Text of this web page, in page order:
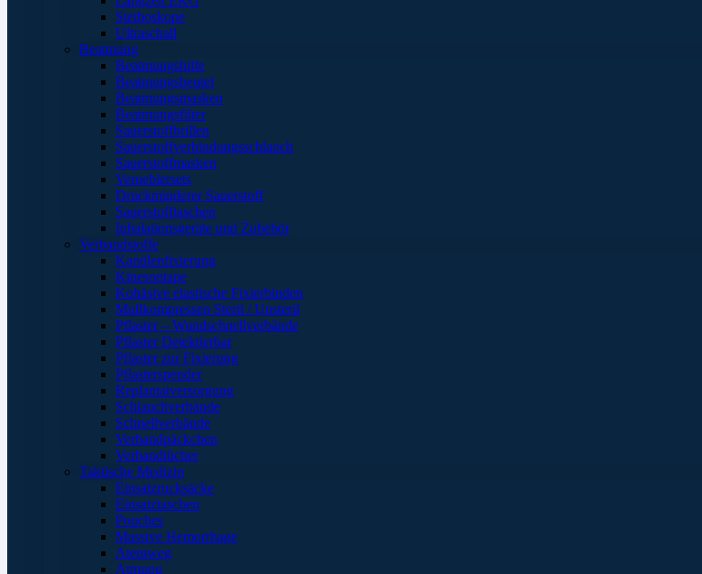
Stethoskope
Ultraschall
Beatmung
Beatmungshilfe
Beatmungsbeutel
Beatmungsmasken
Beatmungsfilter
Sauerstoffbrillen
Sauerstoffverbindungsschlauch
Sauerstoffmasken
Verneblersets
Druckminderer Sauerstoff
Sauerstofftaschen
Inhalationsgeräte und Zubehör
Verbandstoffe
Kanülenfixierung
Kinesoptape
Kohäsive elastische Fixierbinden
Mullkompressen Steril / Unsteril
Pflaster – Wundschnellverbände
Pflaster Detektierbar
Pflaster zur Fixierung
Pflasterspender
Replantatversorgung
Schlauchverbände
Schnellverbände
Verbandpäckchen
Verbandtücher
Taktische Medizin
Einsatzrucksäcke
Einsatztaschen
Pouches
Massive Hemorrhage
Atemweg
Atmung